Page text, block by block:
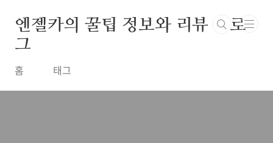
엔젤카의 꿀팁 정보와 리뷰 블로
그
홈 태그